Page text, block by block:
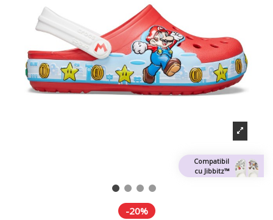
Compatibil
cu Jibbitz™
-20%